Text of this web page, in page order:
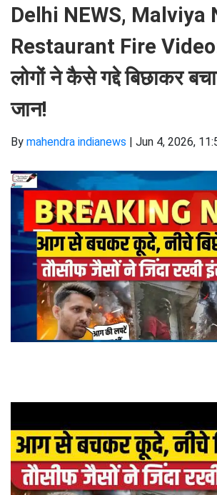
Delhi NEWS, Malviya
Restaurant Fire Video:
लोगों ने कैसे गद्दे बिछाकर
जान!
By mahendra indianews | Jun 4, 2026,